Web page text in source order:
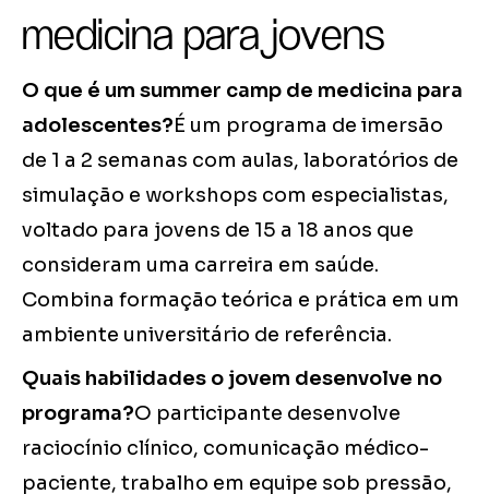
medicina para jovens
O que é um summer camp de medicina para
adolescentes?É um programa de imersão
de 1 a 2 semanas com aulas, laboratórios de
simulação e workshops com especialistas,
voltado para jovens de 15 a 18 anos que
consideram uma carreira em saúde.
Combina formação teórica e prática em um
ambiente universitário de referência.
Quais habilidades o jovem desenvolve no
programa?O participante desenvolve
raciocínio clínico, comunicação médico-
paciente, trabalho em equipe sob pressão,